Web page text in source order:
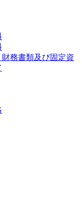
務書類及び固定資